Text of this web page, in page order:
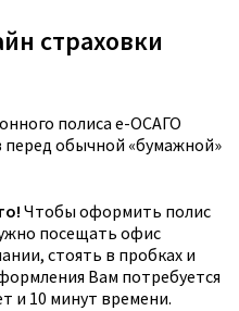
страховки
полиса е-ОСАГО
обычной «бумажной»
Чтобы оформить полис
посещать офис
стоять в пробках и
Вам потребуется
и 10 минут времени.